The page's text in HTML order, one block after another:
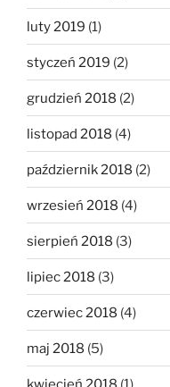
luty 2019 (1)
styczeń 2019 (2)
grudzień 2018 (2)
listopad 2018 (4)
październik 2018 (2)
wrzesień 2018 (4)
sierpień 2018 (3)
lipiec 2018 (3)
czerwiec 2018 (4)
maj 2018 (5)